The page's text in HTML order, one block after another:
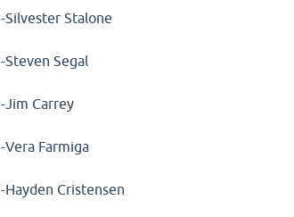
-Silvester Stalone
-Steven Segal
-Jim Carrey
-Vera Farmiga
-Hayden Cristensen